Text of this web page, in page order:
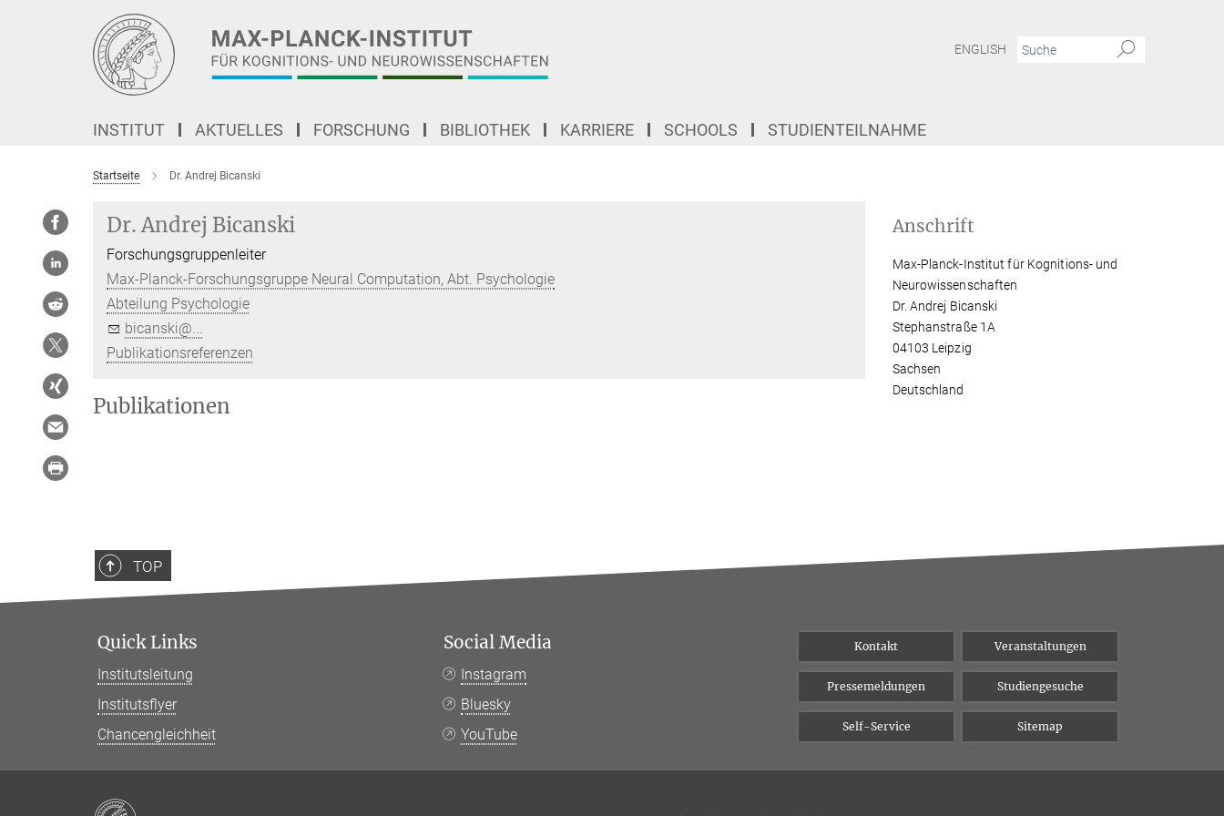
ENGLISH
INSTITUT AKTUELLES FORSCHUNG BIBLIOTHEK KARRIERE SCHOOLS STUDIENTEILNAHME
Startseite Dr. Andrej Bicanski
Dr. Andrej Bicanski
Forschungsgruppenleiter
Max-Planck-Forschungsgruppe Neural Computation, Abt. Psychologie
Abteilung Psychologie
bicanski@...
Publikationsreferenzen
Publikationen
Anschrift
Max-Planck-Institut für Kognitions- und
Neurowissenschaften
Dr. Andrej Bicanski
Stephanstraße 1A
04103 Leipzig
Sachsen
Deutschland
TOP
Quick Links
Institutsleitung
Institutsflyer
Chancengleichheit
Social Media
Instagram
Bluesky
YouTube
Kontakt Veranstaltungen
Pressemeldungen Studiengesuche
Self-Service Sitemap